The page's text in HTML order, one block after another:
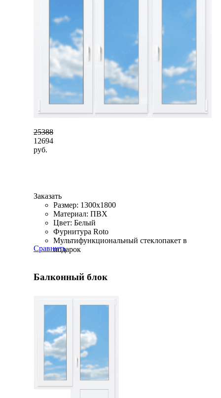
25388
12694
руб.
Заказать
Размер: 1300x1800
Материал: ПВХ
Цвет: Белый
Фурнитура Roto
Мультифункциональный стеклопакет в
подарок
Сравнить
Балконный блок